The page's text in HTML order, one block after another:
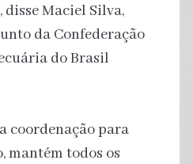
disse Maciel Silva,
da Confederação
do Brasil
coordenação para
mantém todos os